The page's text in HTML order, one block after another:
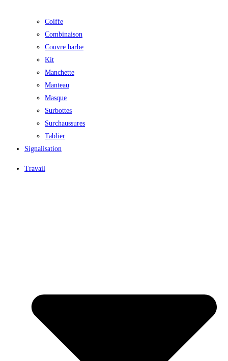
Coiffe
Combinaison
Couvre barbe
Kit
Manchette
Manteau
Masque
Surbottes
Surchaussures
Tablier
Signalisation
Travail